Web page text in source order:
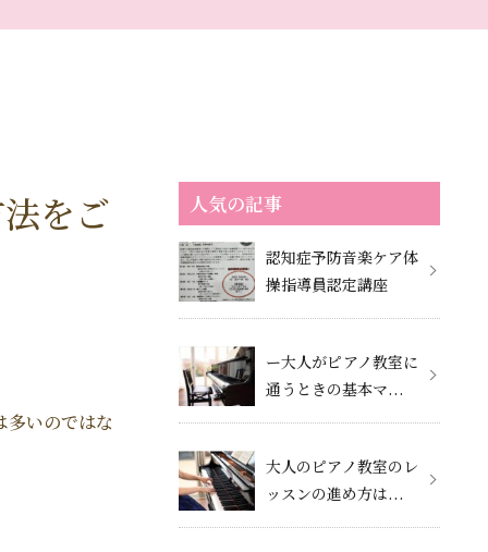
をご
いのではな
人気の記事
認知症予防音楽ケア体
操指導員認定講座
ー大人がピアノ教室に
通うときの基本マ...
大人のピアノ教室のレ
ッスンの進め方は...